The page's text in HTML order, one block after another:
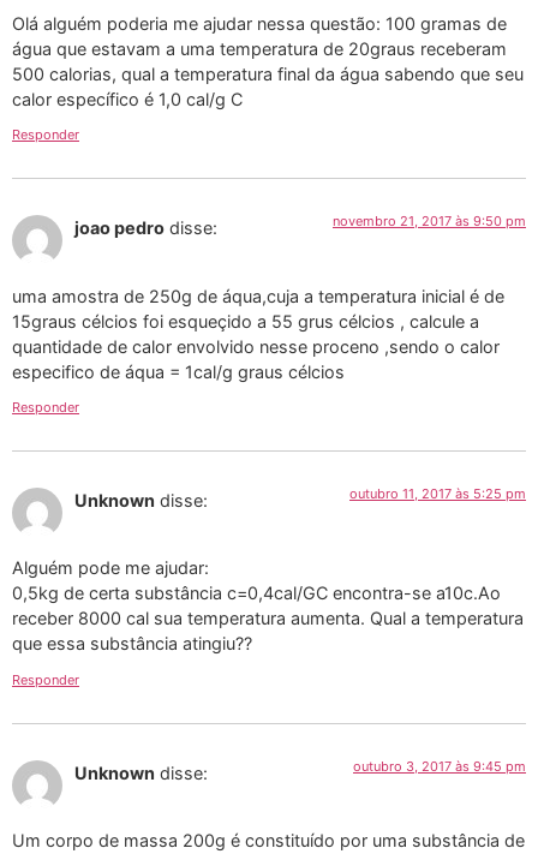
Olá alguém poderia me ajudar nessa questão: 100 gramas de
água que estavam a uma temperatura de 20graus receberam
500 calorias, qual a temperatura final da água sabendo que seu
calor específico é 1,0 cal/g C
Responder
joao pedro disse: novembro 21, 2017 às 9:50 pm
uma amostra de 250g de áqua,cuja a temperatura inicial é de
15graus célcios foi esqueçido a 55 grus célcios , calcule a
quantidade de calor envolvido nesse proceno ,sendo o calor
especifico de áqua = 1cal/g graus célcios
Responder
Unknown disse: outubro 11, 2017 às 5:25 pm
Alguém pode me ajudar:
0,5kg de certa substância c=0,4cal/GC encontra-se a10c.Ao
receber 8000 cal sua temperatura aumenta. Qual a temperatura
que essa substância atingiu??
Responder
Unknown disse: outubro 3, 2017 às 9:45 pm
Um corpo de massa 200g é constituído por uma substância de